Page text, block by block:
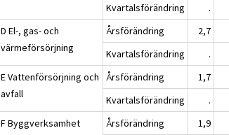
Kvartalsförändring
.
D El-, gas- och
värmeförsörjning
Årsförändring 2,7
Kvartalsförändring
.
E Vattenförsörjning och
avfall
Årsförändring 1,7
Kvartalsförändring
.
F Byggverksamhet
Årsförändring 1,9